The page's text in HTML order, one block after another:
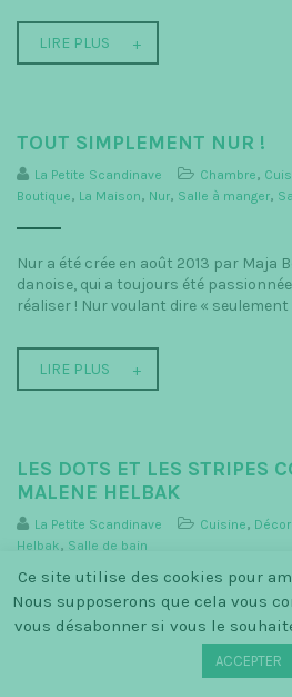
LIRE PLUS
TOUT SIMPLEMENT NUR !
La Petite Scandinave Chambre,
Boutique, La Maison, Nur, Salle à manger,
Nur a été crée en août 2013 par Maja
danoise, qui a toujours été
réaliser ! Nur voulant dire « seulement
LIRE PLUS
LES DOTS ET LES STRIPES
MALENE HELBAK
La Petite Scandinave Cuisine,
Helbak, Salle de bain
Malene Helbak allie la simplicité du
monde de couleurs exquises ! Son
objets pour la vie de tous les jours qui
Ce site utilise des cookies pour
Nous supposerons que cela vous
vous désabonner si vous le
ACCEPTER